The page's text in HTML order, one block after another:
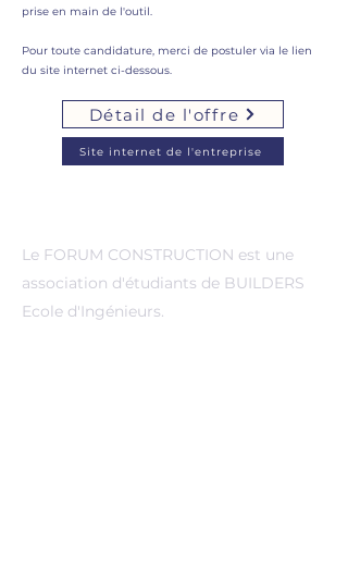
prise en main de l'outil.
Pour toute candidature, merci de postuler via le lien
du site internet ci-dessous.
Détail de l'offre
Site internet de l'entreprise
Le FORUM CONSTRUCTION est une
association d'étudiants de BUILDERS
Ecole d'Ingénieurs.